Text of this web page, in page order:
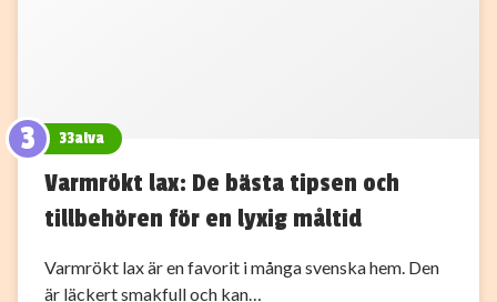
3 33alva
Varmrökt lax: De bästa tipsen och
tillbehören för en lyxig måltid
Varmrökt lax är en favorit i många svenska hem. Den
är läckert smakfull och kan…